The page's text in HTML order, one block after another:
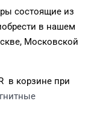
состоящие из
в нашем
Московской
в корзине при